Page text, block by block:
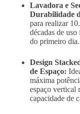
Lavadora e
Durabilidade
para realizar
décadas de
do primeiro dia.
Design
de Espaço:
máxima
espaço vertical
capacidade de